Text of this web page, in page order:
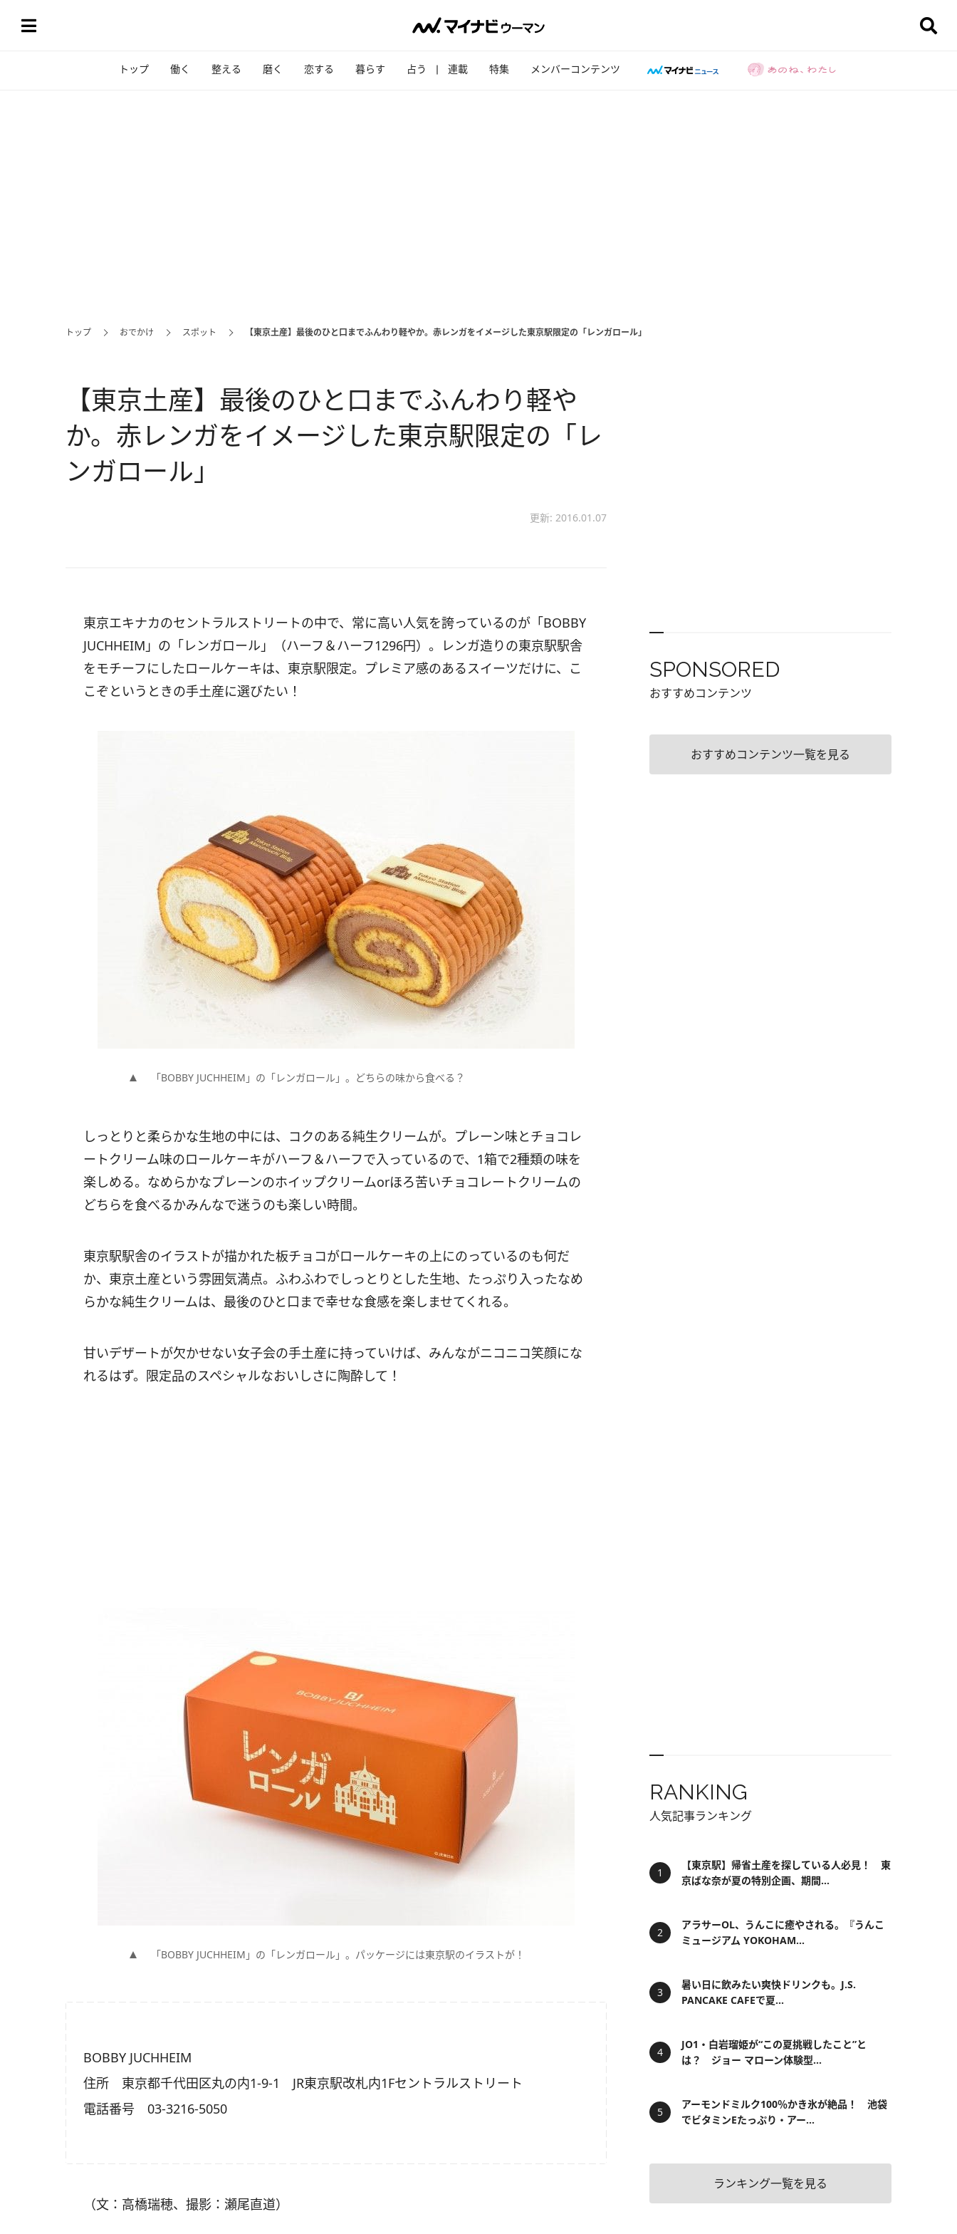
トップ 働く 整える 磨く 恋する 暮らす 占う 連載 特集 メンバーコンテンツ
トップ おでかけ スポット 【東京土産】最後のひと口までふんわり軽やか。赤レンガをイメージした東京駅限定の「レンガロール」
【東京土産】最後のひと口までふんわり軽や
か。赤レンガをイメージした東京駅限定の「レ
ンガロール」
更新: 2016.01.07
東京エキナカのセントラルストリートの中で、常に高い人気を誇っているのが「BOBBY
JUCHHEIM」の「レンガロール」（ハーフ＆ハーフ1296円）。レンガ造りの東京駅駅舎
をモチーフにしたロールケーキは、東京駅限定。プレミア感のあるスイーツだけに、こ
こぞというときの手土産に選びたい！
「BOBBY JUCHHEIM」の「レンガロール」。どちらの味から食べる？
しっとりと柔らかな生地の中には、コクのある純生クリームが。プレーン味とチョコレ
ートクリーム味のロールケーキがハーフ＆ハーフで入っているので、1箱で2種類の味を
楽しめる。なめらかなプレーンのホイップクリームorほろ苦いチョコレートクリームの
どちらを食べるかみんなで迷うのも楽しい時間。
東京駅駅舎のイラストが描かれた板チョコがロールケーキの上にのっているのも何だ
か、東京土産という雰囲気満点。ふわふわでしっとりとした生地、たっぷり入ったなめ
らかな純生クリームは、最後のひと口まで幸せな食感を楽しませてくれる。
甘いデザートが欠かせない女子会の手土産に持っていけば、みんながニコニコ笑顔にな
れるはず。限定品のスペシャルなおいしさに陶酔して！
「BOBBY JUCHHEIM」の「レンガロール」。パッケージには東京駅のイラストが！
BOBBY JUCHHEIM
住所 東京都千代田区丸の内1-9-1 JR東京駅改札内1Fセントラルストリート
電話番号 03-3216-5050
（文：高橋瑞穂、撮影：瀬尾直道）
SPONSORED
おすすめコンテンツ
おすすめコンテンツ一覧を見る
RANKING
人気記事ランキング
【東京駅】帰省土産を探している人必見！ 東
京ばな奈が夏の特別企画、期間...
アラサーOL、うんこに癒やされる。『うんこ
ミュージアム YOKOHAM...
暑い日に飲みたい爽快ドリンクも。J.S.
PANCAKE CAFEで夏...
JO1・白岩瑠姫が“この夏挑戦したこと”と
は？ ジョー マローン体験型...
アーモンドミルク100％かき氷が絶品！ 池袋
でビタミンEたっぷり・アー...
ランキング一覧を見る